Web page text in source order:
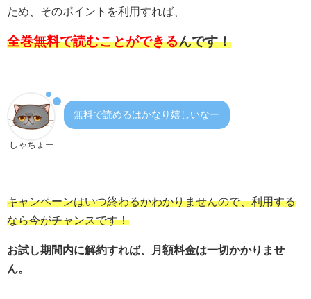
ため、そのポイントを利用すれば、
全巻無料で読むことができるんです！
しゃちょー
無料で読めるはかなり嬉しいなー
キャンペーンはいつ終わるかわかりませんので、利用する
なら今がチャンスです！
お試し期間内に解約すれば、月額料金は一切かかりませ
ん。